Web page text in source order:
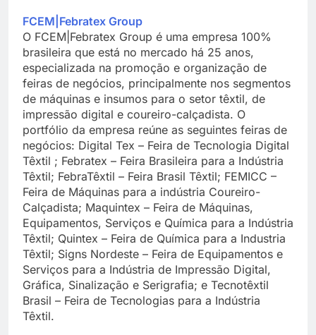
FCEM|Febratex Group
O FCEM|Febratex Group é uma empresa 100%
brasileira que está no mercado há 25 anos,
especializada na promoção e organização de
feiras de negócios, principalmente nos segmentos
de máquinas e insumos para o setor têxtil, de
impressão digital e coureiro-calçadista. O
portfólio da empresa reúne as seguintes feiras de
negócios: Digital Tex – Feira de Tecnologia Digital
Têxtil ; Febratex – Feira Brasileira para a Indústria
Têxtil; FebraTêxtil – Feira Brasil Têxtil; FEMICC –
Feira de Máquinas para a indústria Coureiro-
Calçadista; Maquintex – Feira de Máquinas,
Equipamentos, Serviços e Química para a Indústria
Têxtil; Quintex – Feira de Química para a Industria
Têxtil; Signs Nordeste – Feira de Equipamentos e
Serviços para a Indústria de Impressão Digital,
Gráfica, Sinalização e Serigrafia; e Tecnotêxtil
Brasil – Feira de Tecnologias para a Indústria
Têxtil.